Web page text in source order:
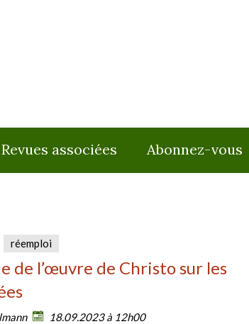
Revues associées Abonnez-vous
réemploi
de l’œuvre de Christo sur les
18.09.2023 à 12h00